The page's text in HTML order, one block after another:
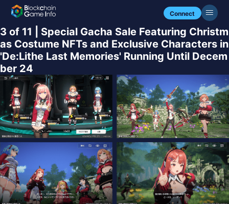
Connect
3 of 11 | Special Gacha Sale Featuring Christm
as Costume NFTs and Exclusive Characters in
'De:Lithe Last Memories' Running Until Decem
ber 24